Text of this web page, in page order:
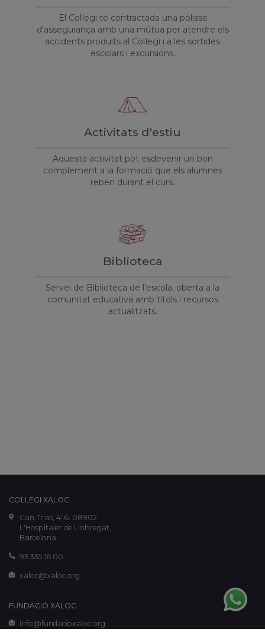
El Col·legi té contractada una pòlissa
d'assegurança amb una mútua per atendre els
accidents produïts al Col·legi i a les sortides
escolars i excursions.
Activitats d'estiu
Aquesta activitat pot esdevenir un bon
complement a la formació que els alumnes
reben durant el curs.
Biblioteca
Servei de Biblioteca de l'escola, oberta a la
comunitat educativa amb títols i recursos
actualitzats.
COL·LEGI XALOC
Can Trias, 4-6. 08902
L'Hospitalet de Llobregat,
Barcelona
93 335 16 00
xaloc@xaloc.org
FUNDACIÓ XALOC
info@fundacioxaloc.org